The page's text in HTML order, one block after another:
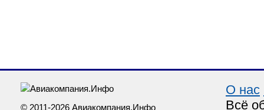
© 2011-2026 Авиакомпания.Инфо
О нас
Всё